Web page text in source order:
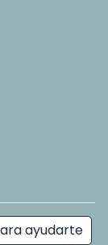
ayudarte
con ❤️ por